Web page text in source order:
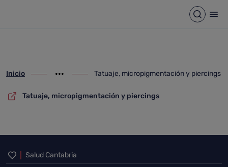
Tatuaje, micropigmentación
Abrir
ir-a inicio
Inicio
Mostrar opciones del camino de migas
ir-a Tatuaje, micropigmentación y
Tatuaje, micropigmentación y piercings
Tatuaje, micropigmentación y piercings
Inicio del pie de página
Salud Cantabria